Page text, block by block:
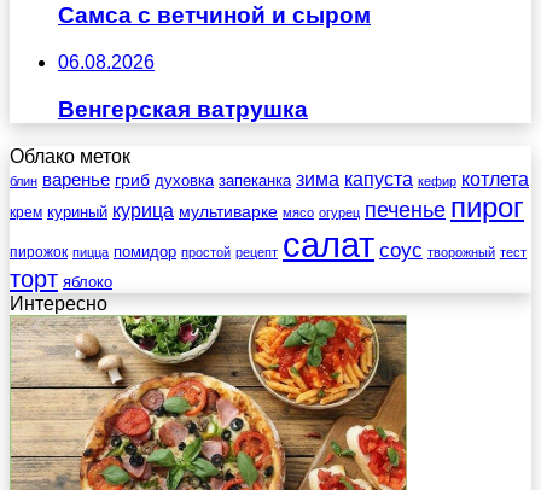
Самса с ветчиной и сыром
06.08.2026
Венгерская ватрушка
Облако меток
блин варенье гриб духовка запеканка зима капуста кефир котлета
крем куриный курица мультиварке мясо огурец печенье пирог
пирожок пицца помидор простой рецепт салат соус творожный тест
торт яблоко
Интересно